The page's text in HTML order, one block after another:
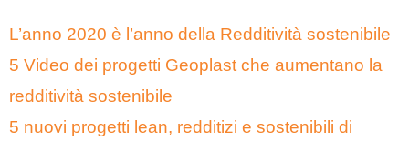
L’anno 2020 è l’anno della Redditività sostenibile
5 Video dei progetti Geoplast che aumentano la
redditività sostenibile
5 nuovi progetti lean, redditizi e sostenibili di